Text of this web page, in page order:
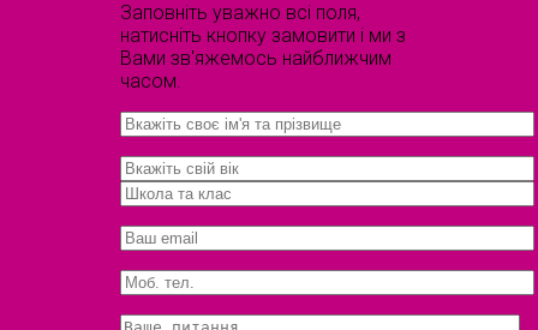
Заповніть уважно всі поля,
натисніть кнопку замовити і ми з
Вами зв'яжемось найближчим
часом.